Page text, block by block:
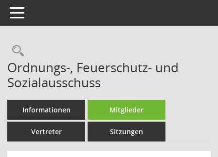
Toggle navigation
Rechercheauswahl
Ordnungs-, Feuerschutz- und
Sozialausschuss
Informationen Mitglieder
Vertreter Sitzungen